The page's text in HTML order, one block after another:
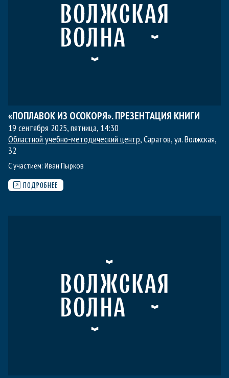
«ПОПЛАВОК ИЗ ОСОКОРЯ». ПРЕЗЕНТАЦИЯ КНИГИ
19 сентября 2025, пятница, 14:30
Областной учебно-методический центр, Саратов, ул. Волжская,
32
С участием: Иван Пырков
ПОДРОБНЕЕ